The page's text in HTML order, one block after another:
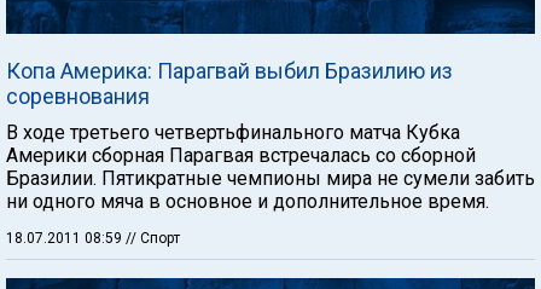
Копа Америка: Парагвай выбил Бразилию из
соревнования
В ходе третьего четвертьфинального матча Кубка
Америки сборная Парагвая встречалась со сборной
Бразилии. Пятикратные чемпионы мира не сумели забить
ни одного мяча в основное и дополнительное время.
18.07.2011 08:59 // Спорт